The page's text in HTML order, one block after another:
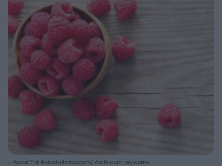
Autor: Thinkstockphotos.com/ Archiwum prywatne